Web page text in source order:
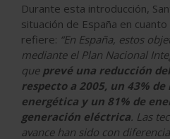
Durante esta introducción,
situación de España en
refiere: “En España, estos
mediante el Plan Nacional
que prevé una reducción
respecto a 2005, un 43%
energética y un 81% de
generación eléctrica. Las
avance han sido con